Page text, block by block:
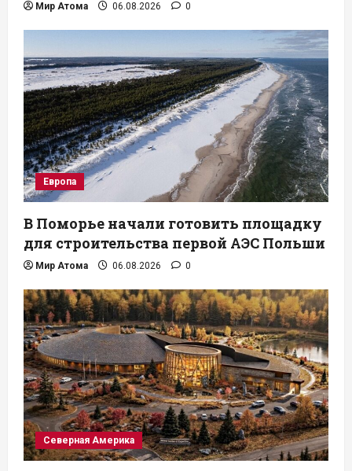
Мир Атома 06.08.2026 0
Европа
В Поморье начали готовить площадку
для строительства первой АЭС Польши
Мир Атома 06.08.2026 0
Северная Америка